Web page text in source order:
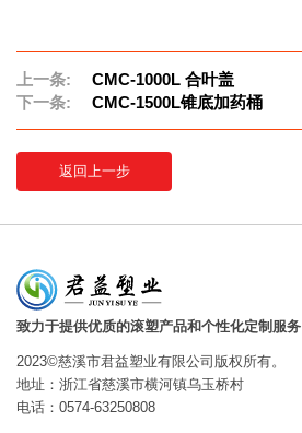
上一条:
CMC-1000L 合叶盖
下一条:
CMC-1500L锥底加药桶
返回上一步
致力于提供优质的滚塑产品和个性化定制服务
2023©慈溪市君益塑业有限公司版权所有。
地址：浙江省慈溪市横河镇乌玉桥村
电话：0574-63250808